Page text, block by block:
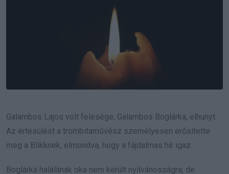
Galambos Lajos volt felesége, Galambos Boglárka, elhunyt.
Az értesülést a trombitaművész személyesen erősítette
meg a Blikknek, elmondva, hogy a fájdalmas hír igaz.
Boglárka halálának oka nem került nyilvánosságra, de